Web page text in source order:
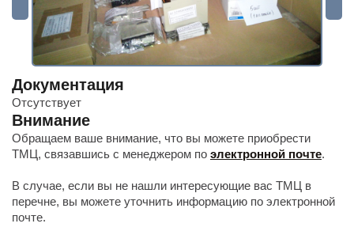
Документация
Отсутствует
Внимание
Обращаем ваше внимание, что вы можете приобрести
ТМЦ, связавшись с менеджером по электронной почте.
В случае, если вы не нашли интересующие вас ТМЦ в
перечне, вы можете уточнить информацию по электронной
почте.